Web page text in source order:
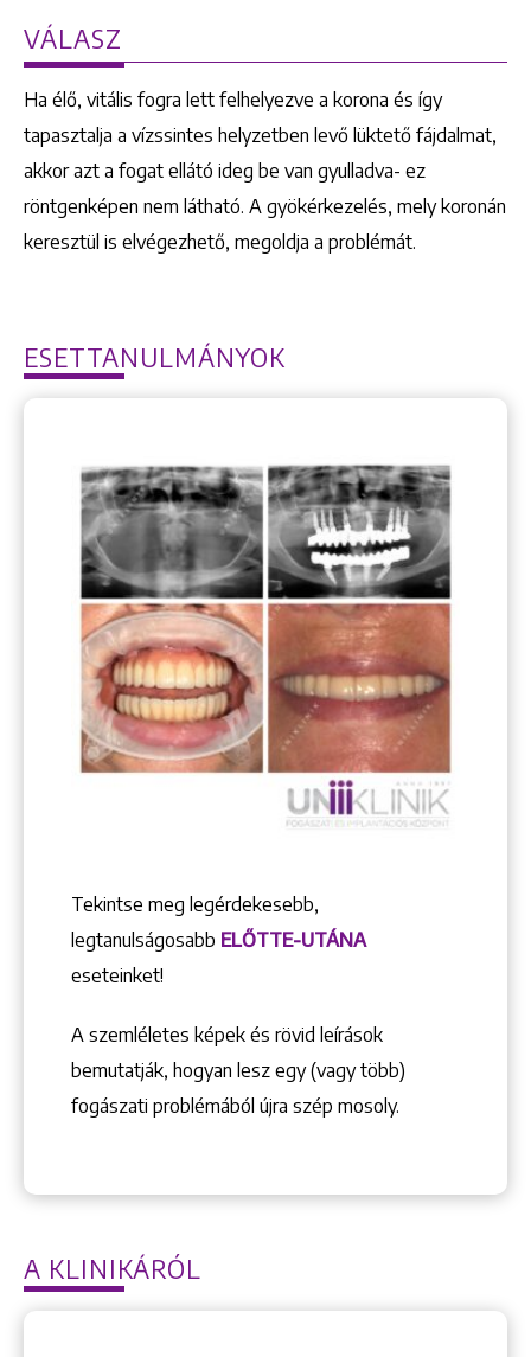
VÁLASZ
Ha élő, vitális fogra lett felhelyezve a korona és így
tapasztalja a vízssintes helyzetben levő lüktető fájdalmat,
akkor azt a fogat ellátó ideg be van gyulladva- ez
röntgenképen nem látható. A gyökérkezelés, mely koronán
keresztül is elvégezhető, megoldja a problémát.
ESETTANULMÁNYOK
Tekintse meg legérdekesebb,
legtanulságosabb ELŐTTE-UTÁNA
eseteinket!
A szemléletes képek és rövid leírások
bemutatják, hogyan lesz egy (vagy több)
fogászati problémából újra szép mosoly.
A KLINIKÁRÓL